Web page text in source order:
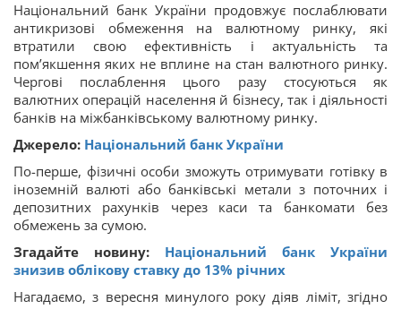
Національний банк України продовжує послаблювати
антикризові обмеження на валютному ринку, які
втратили свою ефективність і актуальність та
пом’якшення яких не вплине на стан валютного ринку.
Чергові послаблення цього разу стосуються як
валютних операцій населення й бізнесу, так і діяльності
банків на міжбанківському валютному ринку.
Джерело: Нацiональний банк України
По-перше, фізичні особи зможуть отримувати готівку в
іноземній валюті або банківські метали з поточних і
депозитних рахунків через каси та банкомати без
обмежень за сумою.
Згадайте новину: Національний банк України
знизив облікову ставку до 13% річних
Нагадаємо, з вересня минулого року діяв ліміт, згідно